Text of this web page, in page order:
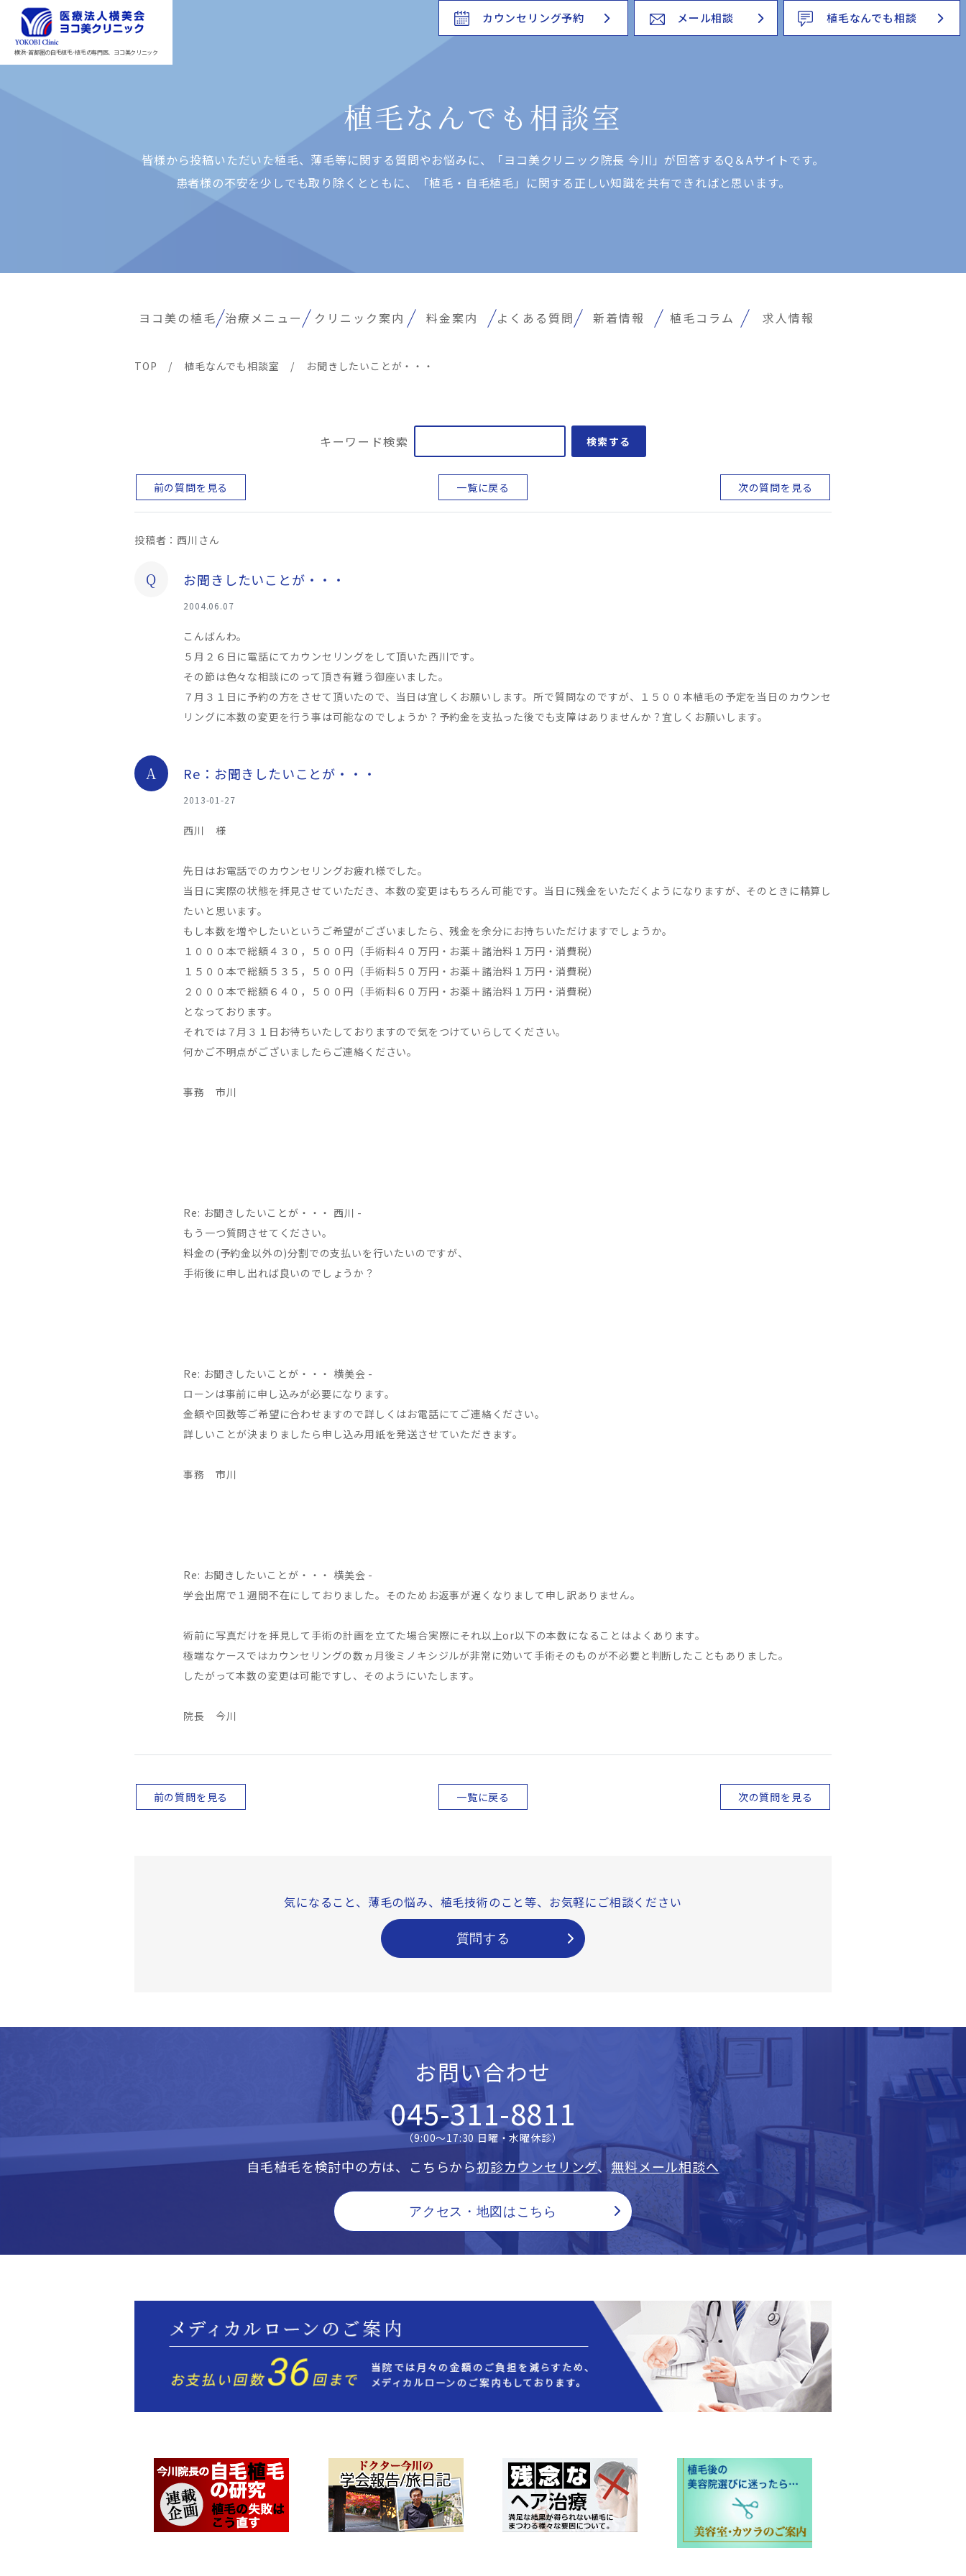
横浜･首都圏の自毛植毛･植毛の専門医、ヨコ美クリニック
カウンセリング予約 メール相談 植毛なんでも相談
植毛なんでも相談室
皆様から投稿いただいた植⽑、薄⽑等に関する質問やお悩みに、「ヨコ美クリニック院⻑ 今川」が回答するQ＆Aサイトです。
患者様の不安を少しでも取り除くとともに、「植⽑・⾃⽑植⽑」に関する正しい知識を共有できればと思います。
ヨコ美の植毛 治療メニュー クリニック案内 料金案内 よくある質問 新着情報 植毛コラム 求人情報
TOP / 植毛なんでも相談室 / お聞きしたいことが・・・
キーワード検索 検索する
前の質問を見る 一覧に戻る 次の質問を見る
投稿者：西川さん
Q お聞きしたいことが・・・
2004.06.07
こんばんわ。
５月２６日に電話にてカウンセリングをして頂いた西川です。
その節は色々な相談にのって頂き有難う御座いました。
７月３１日に予約の方をさせて頂いたので、当日は宜しくお願いします。所で質問なのですが、１５００本植毛の予定を当日のカウンセ
リングに本数の変更を行う事は可能なのでしょうか？予約金を支払った後でも支障はありませんか？宜しくお願いします。
A Re：お聞きしたいことが・・・
2013-01-27
西川 様
先日はお電話でのカウンセリングお疲れ様でした。
当日に実際の状態を拝見させていただき、本数の変更はもちろん可能です。当日に残金をいただくようになりますが、そのときに精算し
たいと思います。
もし本数を増やしたいというご希望がございましたら、残金を余分にお持ちいただけますでしょうか。
１０００本で総額４３０，５００円（手術料４０万円・お薬＋諸治料１万円・消費税）
１５００本で総額５３５，５００円（手術料５０万円・お薬＋諸治料１万円・消費税）
２０００本で総額６４０，５００円（手術料６０万円・お薬＋諸治料１万円・消費税）
となっております。
それでは７月３１日お待ちいたしておりますので気をつけていらしてください。
何かご不明点がございましたらご連絡ください。
事務 市川
Re: お聞きしたいことが・・・ 西川 -
もう一つ質問させてください。
料金の(予約金以外の)分割での支払いを行いたいのですが、
手術後に申し出れば良いのでしょうか？
Re: お聞きしたいことが・・・ 横美会 -
ローンは事前に申し込みが必要になります。
金額や回数等ご希望に合わせますので詳しくはお電話にてご連絡ください。
詳しいことが決まりましたら申し込み用紙を発送させていただきます。
事務 市川
Re: お聞きしたいことが・・・ 横美会 -
学会出席で１週間不在にしておりました。そのためお返事が遅くなりまして申し訳ありません。
術前に写真だけを拝見して手術の計画を立てた場合実際にそれ以上or以下の本数になることはよくあります。
極端なケースではカウンセリングの数ヵ月後ミノキシジルが非常に効いて手術そのものが不必要と判断したこともありました。
したがって本数の変更は可能ですし、そのようにいたします。
院長 今川
前の質問を見る 一覧に戻る 次の質問を見る
気になること、薄毛の悩み、 植毛技術のこと等、 お気軽にご相談ください
質問する
お問い合わせ
045-311-8811
（9:00〜17:30 日曜・水曜休診）
自毛植毛を検討中の方は、こちらから初診カウンセリング、 無料メール相談へ
アクセス・地図はこちら